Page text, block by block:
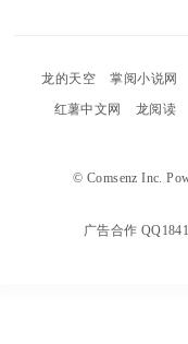
龙的天空 掌阅小说网
红薯中文网
龙阅读
© Comsenz Inc.
广告合作